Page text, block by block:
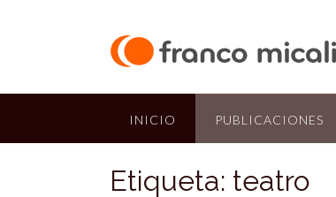
INICIO PUBLICACIONES
Etiqueta: teatro